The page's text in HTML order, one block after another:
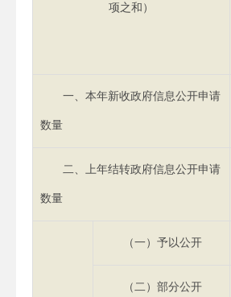
项之和）
一、本年新收政府信息公开申请
数量
二、上年结转政府信息公开申请
数量
（一）予以公开
（二）部分公开